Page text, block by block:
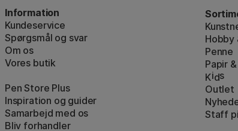
Information
Kundeservice
Spørgsmål og svar
Om os
Vores butik
Pen Store Plus
Inspiration og guider
Samarbejd med os
Bliv forhandler
Hobby
Penne
Papir
Kids
Outlet
Staff